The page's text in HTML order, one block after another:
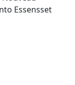
Essensset